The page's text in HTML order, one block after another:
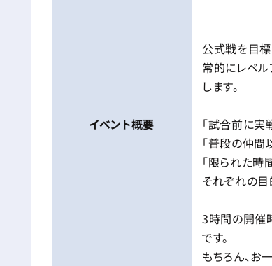
イベント概要
公式戦を目標
常的にレベ
します。
「試合前に実
「普段の仲間
「限られた
それぞれの目
3時間の開催
です。
もちろん、お